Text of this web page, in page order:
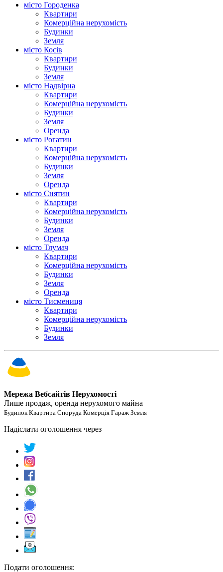
місто Городенка
Квартири
Комерційна нерухомість
Будинки
Земля
місто Косів
Квартири
Будинки
Земля
місто Надвірна
Квартири
Комерційна нерухомість
Будинки
Земля
Оренда
місто Рогатин
Квартири
Комерційна нерухомість
Будинки
Земля
Оренда
місто Снятин
Квартири
Комерційна нерухомість
Будинки
Земля
Оренда
місто Тлумач
Квартири
Комерційна нерухомість
Будинки
Земля
Оренда
місто Тисмениця
Квартири
Комерційна нерухомість
Будинки
Земля
Мережа Вебсайтів Нерухомості
Лише продаж, оренда нерухомого майна
Будинок Квартира Споруда Комерція Гараж Земля
Надіслати оголошення через
Подати оголошення: